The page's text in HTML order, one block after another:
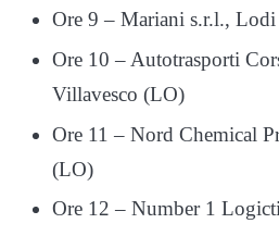
Ore 9 – Mariani s.r.l., Lodi
Ore 10 – Autotrasporti
Villavesco (LO)
Ore 11 – Nord Chemical
(LO)
Ore 12 – Number 1